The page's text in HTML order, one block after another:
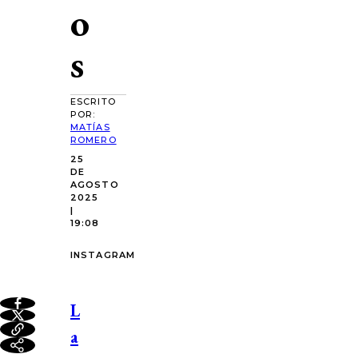
o
s
ESCRITO
POR:
MATÍAS
ROMERO
25
DE
AGOSTO
2025
|
19:08
INSTAGRAM
L
a